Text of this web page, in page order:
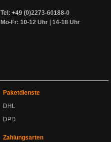
Tel: +49 (0)2273-60188-0
Mo-Fr: 10-12 Uhr | 14-18 Uhr
Paketdienste
DHL
DPD
Zahlungsarten